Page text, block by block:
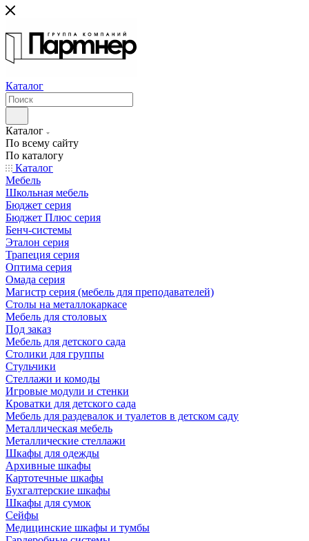
Каталог
Каталог
По всему сайту
По каталогу
Каталог
Мебель
Школьная мебель
Бюджет серия
Бюджет Плюс серия
Бенч-системы
Эталон серия
Трапеция серия
Оптима серия
Омада серия
Магистр серия (мебель для преподавателей)
Столы на металлокаркасе
Мебель для столовых
Под заказ
Мебель для детского сада
Столики для группы
Стульчики
Стеллажи и комоды
Игровые модули и стенки
Кроватки для детского сада
Мебель для раздевалок и туалетов в детском саду
Металлическая мебель
Металлические стеллажи
Шкафы для одежды
Архивные шкафы
Картотечные шкафы
Бухгалтерские шкафы
Шкафы для сумок
Сейфы
Медицинские шкафы и тумбы